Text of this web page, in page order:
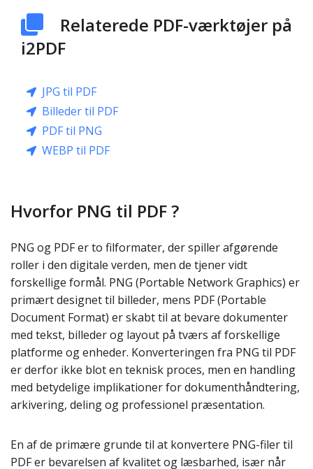
Relaterede PDF-værktøjer på
i2PDF
JPG til PDF
Billeder til PDF
PDF til PNG
WEBP til PDF
Hvorfor PNG til PDF ?
PNG og PDF er to filformater, der spiller afgørende
roller i den digitale verden, men de tjener vidt
forskellige formål. PNG (Portable Network Graphics) er
primært designet til billeder, mens PDF (Portable
Document Format) er skabt til at bevare dokumenter
med tekst, billeder og layout på tværs af forskellige
platforme og enheder. Konverteringen fra PNG til PDF
er derfor ikke blot en teknisk proces, men en handling
med betydelige implikationer for dokumenthåndtering,
arkivering, deling og professionel præsentation.
En af de primære grunde til at konvertere PNG-filer til
PDF er bevarelsen af kvalitet og læsbarhed, især når